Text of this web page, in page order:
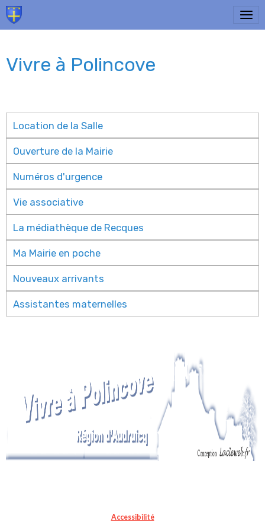
Vivre à Polincove
Location de la Salle
Ouverture de la Mairie
Numéros d'urgence
Vie associative
La médiathèque de Recques
Ma Mairie en poche
Nouveaux arrivants
Assistantes maternelles
Accessibilité